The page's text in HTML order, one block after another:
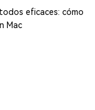
eficaces: cómo
Mac